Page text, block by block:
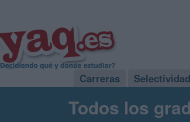
Carreras
Todos los